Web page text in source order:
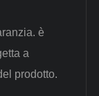
è
a
prodotto.